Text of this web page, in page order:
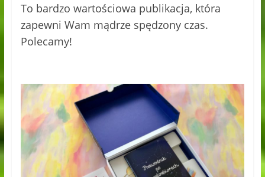
To bardzo wartościowa publikacja, która
zapewni Wam mądrze spędzony czas.
Polecamy!